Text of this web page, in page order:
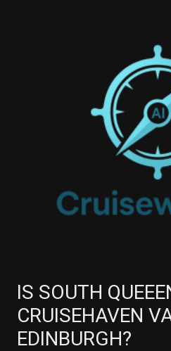
IS SOUTH
CRUISEHAVEN
EDINBURGH?